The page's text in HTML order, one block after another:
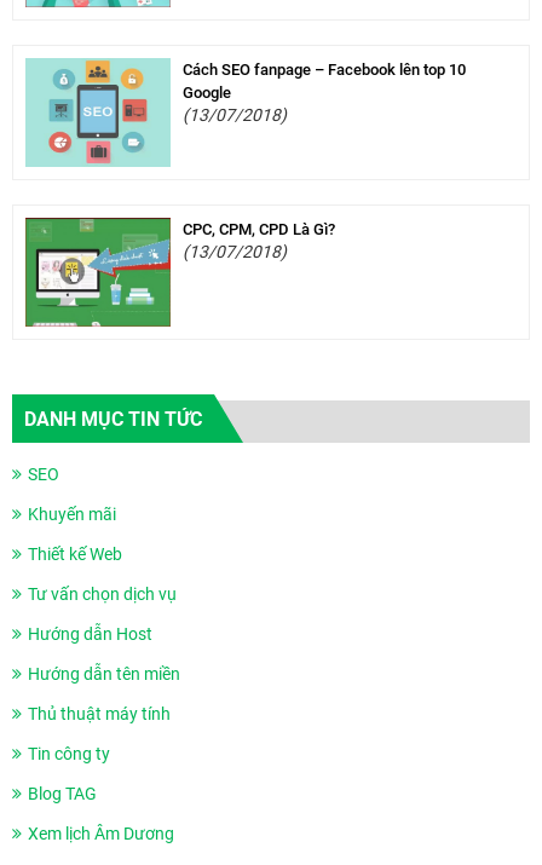
Cách SEO fanpage – Facebook lên top 10
Google
(13/07/2018)
CPC, CPM, CPD Là Gì?
(13/07/2018)
DANH MỤC TIN TỨC
SEO
Khuyến mãi
Thiết kế Web
Tư vấn chọn dịch vụ
Hướng dẫn Host
Hướng dẫn tên miền
Thủ thuật máy tính
Tin công ty
Blog TAG
Xem lịch Âm Dương